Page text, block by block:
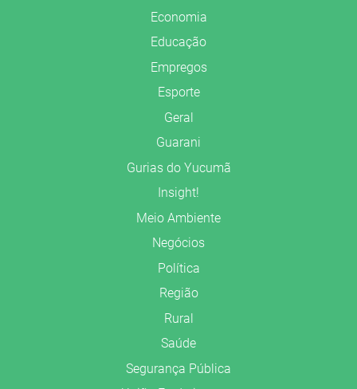
Economia
Educação
Empregos
Esporte
Geral
Guarani
Gurias do Yucumã
Insight!
Meio Ambiente
Negócios
Política
Região
Rural
Saúde
Segurança Pública